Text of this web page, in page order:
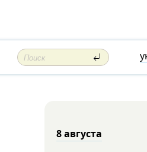
8 августа